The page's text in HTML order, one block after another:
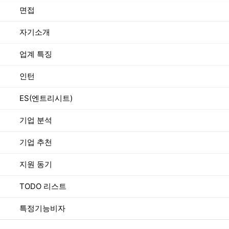
면접
자기소개
업계 특징
인턴
ES(엔트리시트)
기업 분석
기업 추천
지원 동기
TODO 리스트
특정기능비자